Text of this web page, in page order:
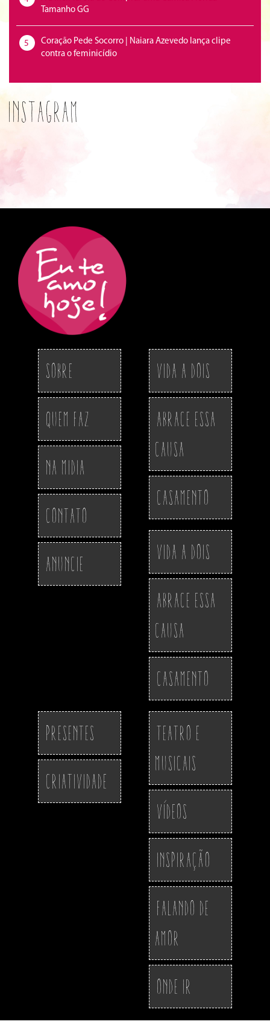
Tamanho GG
5
Coração Pede Socorro | Naiara Azevedo lança clipe
contra o feminicídio
Instagram
Sobre
Quem Faz
Na Midia
Contato
Anuncie
Vida a Dois
Abrace essa
Causa
Casamento
Vida a Dois
Abrace essa
Causa
Casamento
Presentes
Criatividade
Teatro e
Musicais
Vídeos
Inspiração
Falando de
Amor
Onde ir